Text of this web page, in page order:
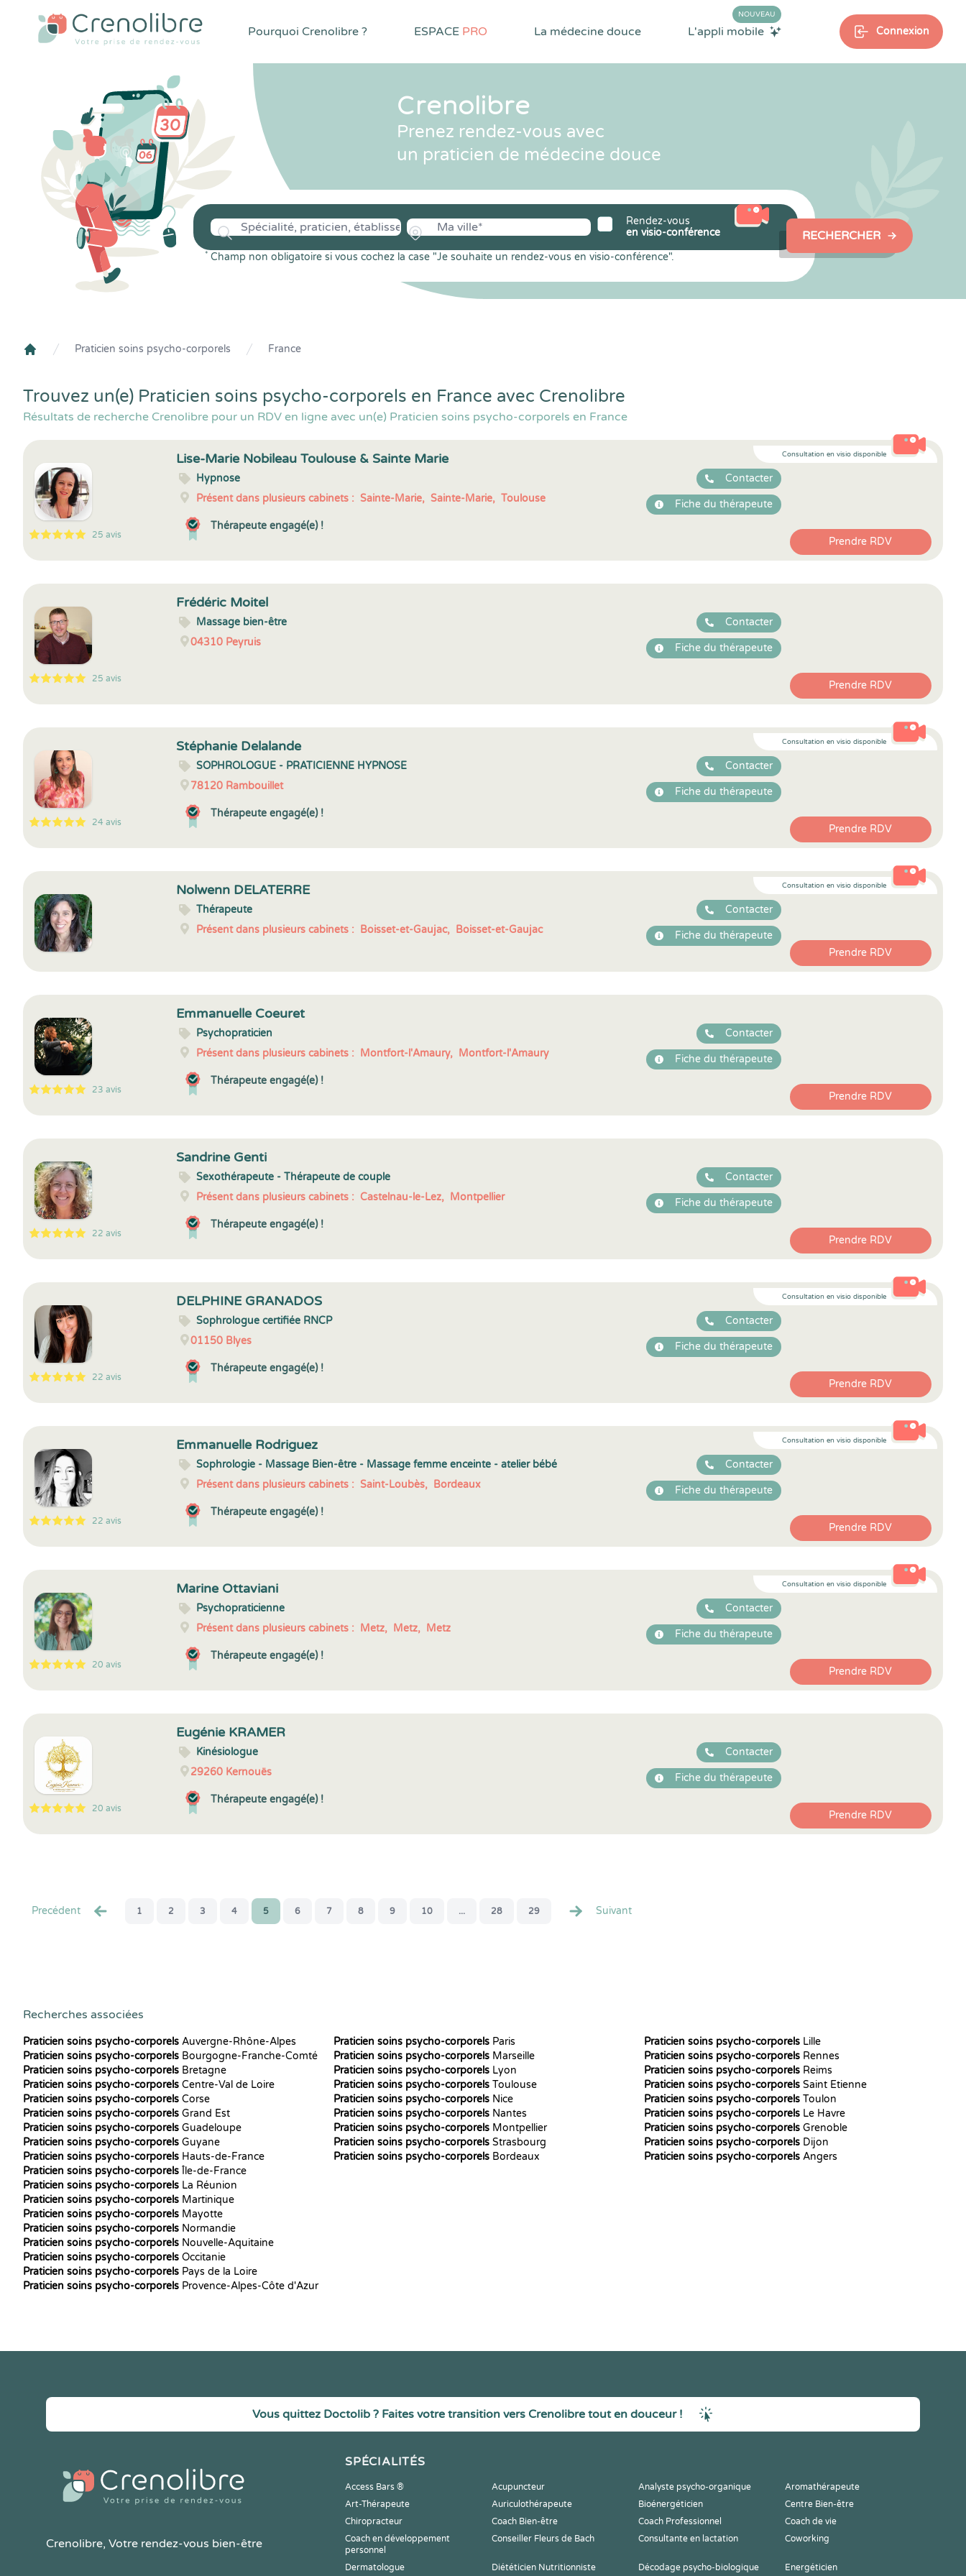
Pourquoi Crenolibre ? ESPACE PRO La médecine douce L'appli mobile
NOUVEAU
Connexion
Crenolibre
Prenez rendez-vous avec
un praticien de médecine douce
* Champ non obligatoire si vous cochez la case "Je souhaite un rendez-vous en visio-conférence".
Rendez-vous
en visio-conférence
RECHERCHER
Praticien soins psycho-corporels France
Trouvez un(e) Praticien soins psycho-corporels en France avec Crenolibre
Résultats de recherche Crenolibre pour un RDV en ligne avec un(e) Praticien soins psycho-corporels en France
Consultation en visio disponible
5
1
5
25 25 avis
Lise-Marie Nobileau Toulouse & Sainte Marie
Hypnose
Présent dans plusieurs cabinets : Sainte-Marie, Sainte-Marie, Toulouse
Thérapeute engagé(e) !
Contacter
Fiche du thérapeute
Prendre RDV
5
1
5
25 25 avis
Frédéric Moitel
Massage bien-être
04310 Peyruis
Contacter
Fiche du thérapeute
Prendre RDV
Consultation en visio disponible
5
1
5
24 24 avis
Stéphanie Delalande
SOPHROLOGUE - PRATICIENNE HYPNOSE
78120 Rambouillet
Thérapeute engagé(e) !
Contacter
Fiche du thérapeute
Prendre RDV
Consultation en visio disponible
Nolwenn DELATERRE
Thérapeute
Présent dans plusieurs cabinets : Boisset-et-Gaujac, Boisset-et-Gaujac
Contacter
Fiche du thérapeute
Prendre RDV
5
1
5
23 23 avis
Emmanuelle Coeuret
Psychopraticien
Présent dans plusieurs cabinets : Montfort-l'Amaury, Montfort-l'Amaury
Thérapeute engagé(e) !
Contacter
Fiche du thérapeute
Prendre RDV
5
1
5
22 22 avis
Sandrine Genti
Sexothérapeute - Thérapeute de couple
Présent dans plusieurs cabinets : Castelnau-le-Lez, Montpellier
Thérapeute engagé(e) !
Contacter
Fiche du thérapeute
Prendre RDV
Consultation en visio disponible
5
1
5
22 22 avis
DELPHINE GRANADOS
Sophrologue certifiée RNCP
01150 Blyes
Thérapeute engagé(e) !
Contacter
Fiche du thérapeute
Prendre RDV
Consultation en visio disponible
5
1
5
22 22 avis
Emmanuelle Rodriguez
Sophrologie - Massage Bien-être - Massage femme enceinte - atelier bébé
Présent dans plusieurs cabinets : Saint-Loubès, Bordeaux
Thérapeute engagé(e) !
Contacter
Fiche du thérapeute
Prendre RDV
Consultation en visio disponible
5
1
5
20 20 avis
Marine Ottaviani
Psychopraticienne
Présent dans plusieurs cabinets : Metz, Metz, Metz
Thérapeute engagé(e) !
Contacter
Fiche du thérapeute
Prendre RDV
5
1
5
20 20 avis
Eugénie KRAMER
Kinésiologue
29260 Kernouës
Thérapeute engagé(e) !
Contacter
Fiche du thérapeute
Prendre RDV
Precédent 1 2 3 4 5 6 7 8 9 10 ... 28 29 Suivant
Recherches associées
Praticien soins psycho-corporels Auvergne-Rhône-Alpes
Praticien soins psycho-corporels Bourgogne-Franche-Comté
Praticien soins psycho-corporels Bretagne
Praticien soins psycho-corporels Centre-Val de Loire
Praticien soins psycho-corporels Corse
Praticien soins psycho-corporels Grand Est
Praticien soins psycho-corporels Guadeloupe
Praticien soins psycho-corporels Guyane
Praticien soins psycho-corporels Hauts-de-France
Praticien soins psycho-corporels Île-de-France
Praticien soins psycho-corporels La Réunion
Praticien soins psycho-corporels Martinique
Praticien soins psycho-corporels Mayotte
Praticien soins psycho-corporels Normandie
Praticien soins psycho-corporels Nouvelle-Aquitaine
Praticien soins psycho-corporels Occitanie
Praticien soins psycho-corporels Pays de la Loire
Praticien soins psycho-corporels Provence-Alpes-Côte d'Azur
Praticien soins psycho-corporels Paris
Praticien soins psycho-corporels Marseille
Praticien soins psycho-corporels Lyon
Praticien soins psycho-corporels Toulouse
Praticien soins psycho-corporels Nice
Praticien soins psycho-corporels Nantes
Praticien soins psycho-corporels Montpellier
Praticien soins psycho-corporels Strasbourg
Praticien soins psycho-corporels Bordeaux
Praticien soins psycho-corporels Lille
Praticien soins psycho-corporels Rennes
Praticien soins psycho-corporels Reims
Praticien soins psycho-corporels Saint Etienne
Praticien soins psycho-corporels Toulon
Praticien soins psycho-corporels Le Havre
Praticien soins psycho-corporels Grenoble
Praticien soins psycho-corporels Dijon
Praticien soins psycho-corporels Angers
Vous quittez Doctolib ? Faites votre transition vers Crenolibre tout en douceur !
Crenolibre, Votre rendez-vous bien-être
SPÉCIALITÉS
Access Bars ® Acupuncteur Analyste psycho-organique
Aromathérapeute
Art-Thérapeute
Auriculothérapeute Bioénergéticien
Centre Bien-être
Chiropracteur
Coach Bien-être Coach Professionnel
Coach de vie
Coach en développement
personnel
Conseiller Fleurs de Bach Consultante en lactation Coworking
Dermatologue Diététicien Nutritionniste Décodage psycho-biologique Energéticien